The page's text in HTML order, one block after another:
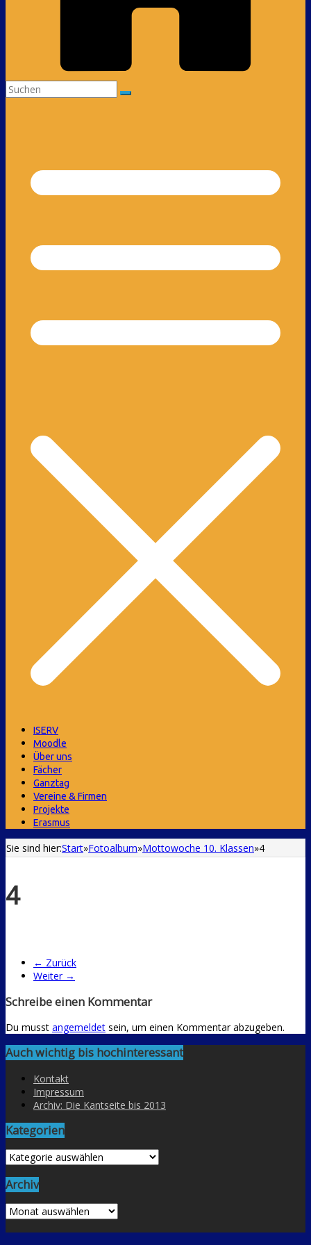
ISERV
Moodle
Über uns
Fächer
Ganztag
Vereine & Firmen
Projekte
Erasmus
Sie sind hier:Start»Fotoalbum»Mottowoche 10. Klassen»4
4
← Zurück
Weiter →
Schreibe einen Kommentar
Du musst angemeldet sein, um einen Kommentar abzugeben.
Auch wichtig bis hochinteressant
Kontakt
Impressum
Archiv: Die Kantseite bis 2013
Kategorien
Kategorien
Archiv
Archiv